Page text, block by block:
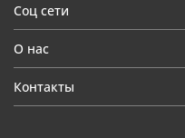
Соц сети
О нас
Контакты